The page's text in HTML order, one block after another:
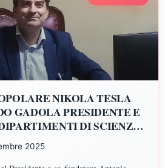
NIKOLA TESLA
GADOLA PRESIDENTE E
DI SCIENZE
SCIENZE
SCIENZE UMANE,
2025